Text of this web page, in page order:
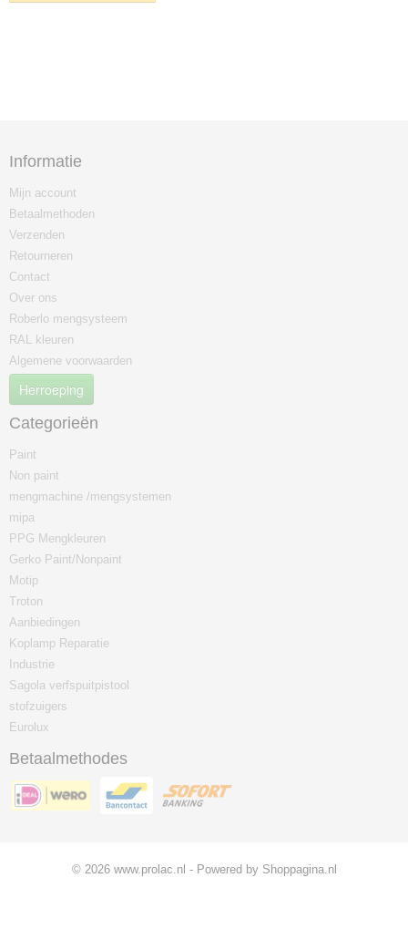
Informatie
Mijn account
Betaalmethoden
Verzenden
Retourneren
Contact
Over ons
Roberlo mengsysteem
RAL kleuren
Algemene voorwaarden
Herroeping
Categorieën
Paint
Non paint
mengmachine /mengsystemen
mipa
PPG Mengkleuren
Gerko Paint/Nonpaint
Motip
Troton
Aanbiedingen
Koplamp Reparatie
Industrie
Sagola verfspuitpistool
stofzuigers
Eurolux
Betaalmethodes
© 2026 www.prolac.nl - Powered by Shoppagina.nl